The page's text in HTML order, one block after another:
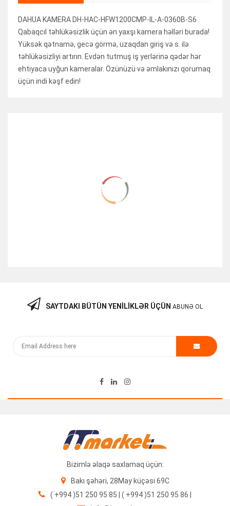
DAHUA KAMERA DH-HAC-HFW1200CMP-IL-A-0360B-S6
Qabaqcıl təhlükəsizlik üçün ən yaxşı kamera həlləri burada!
Yüksək qətnamə, gecə görmə, uzaqdan giriş və s. ilə
təhlükəsizliyi artırın. Evdən tutmuş iş yerlərinə qədər hər
ehtiyaca uyğun kameralar. Özünüzü və əmlakınızı qorumaq
üçün indi kəşf edin!
DAHUA KAMERA 2MP DH-HAC-HDW1209TLQP-LED-0280B-
54.21₼
SAYTDAKI BÜTÜN YENILIKLƏR ÜÇÜN ABUNƏ OL
Bizimlə əlaqə saxlamaq üçün:
Bakı şəhəri, 28May küçəsi 69C
( +994 )51 250 95 85 | ( +994 )51 250 95 86 |